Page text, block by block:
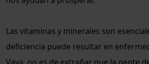
Las vitaminas y minerales son
deficiencia puede resultar en